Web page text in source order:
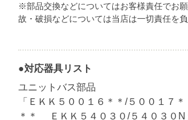
※部品交換などについてはお客様責任でお
故・破損などについては当店は一切責任を負
●対応器具リスト
ユニットバス部品
「ＥＫＫ５００１６＊＊/５００１７
＊＊ ＥＫＫ５４０３０/５４０３０N